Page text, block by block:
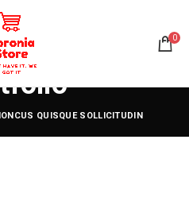
0
QUISQUE SOLLICITUDIN